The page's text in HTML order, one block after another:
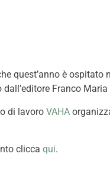
quest’anno è ospitato
Franco
di lavoro VAHA
clicca qui.